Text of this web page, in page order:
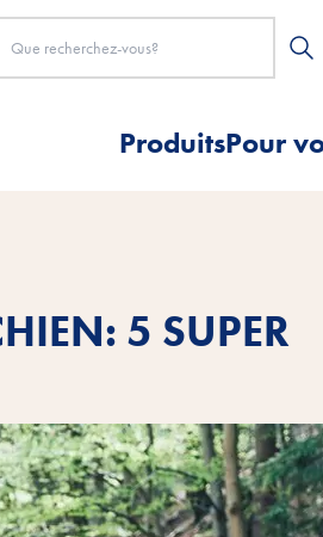
ProduitsPour
5 SUPER